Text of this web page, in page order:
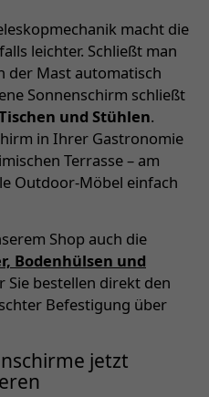
macht die
leichter. Schließt man
der Mast automatisch
Sonnenschirm schließt
und Stühlen.
in Ihrer Gastronomie
Terrasse – am
Outdoor-Möbel einfach
Shop auch die
Bodenhülsen und
bestellen direkt den
Befestigung über
jetzt